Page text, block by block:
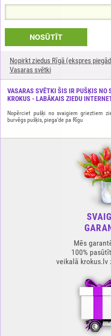
Nopirkt ziedus Rīgā (ekspres
Vasaras svētki
VASARAS SVĒTKI ŠIS IR PUŠĶIS NO
KROKUS - LABĀKAIS ZIEDU
Nopērciet pušķi no svaigiem grieztiem
burvēgs pušķis, piega'de pa Rīgu
NOSŪTĪT
Mēs
100%
veikalā krokus.lv